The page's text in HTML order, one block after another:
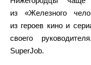
из «Железного
из героев кино и
своего
SuperJob.